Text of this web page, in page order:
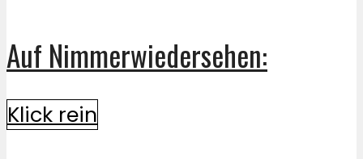
Auf Nimmerwiedersehen:
Klick rein